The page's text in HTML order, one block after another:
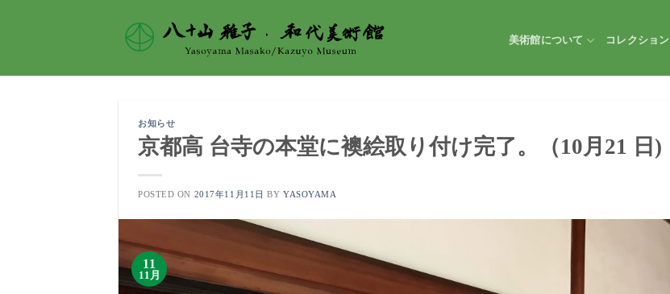
美術館について コレクション
お知らせ
京都高 台寺の本堂に襖絵取り付け完了。（10月21 日)
POSTED ON 2017年11月11日 BYYASOYAMA
11
11月